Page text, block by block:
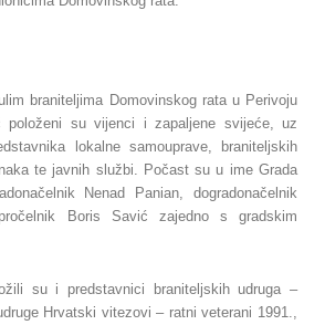
braniteljima Domovinskog rata u Perivoju
položeni su vijenci i zapaljene svijeće, uz
lokalne samouprave, braniteljskih
te javnih službi. Počast su u ime Grada
Nenad Panian, dogradonačelnik
Boris Savić zajedno s gradskim
su i predstavnici braniteljskih udruga –
Hrvatski vitezovi – ratni veterani 1991.,